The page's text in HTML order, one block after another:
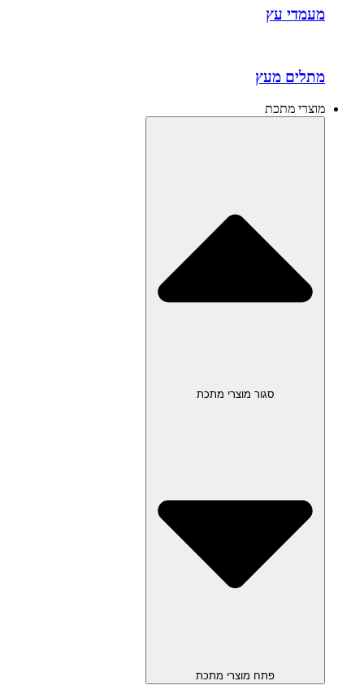
מעמדי עץ
מתלים מעץ
מוצרי מתכת
סגור מוצרי מתכת
פתח מוצרי מתכת